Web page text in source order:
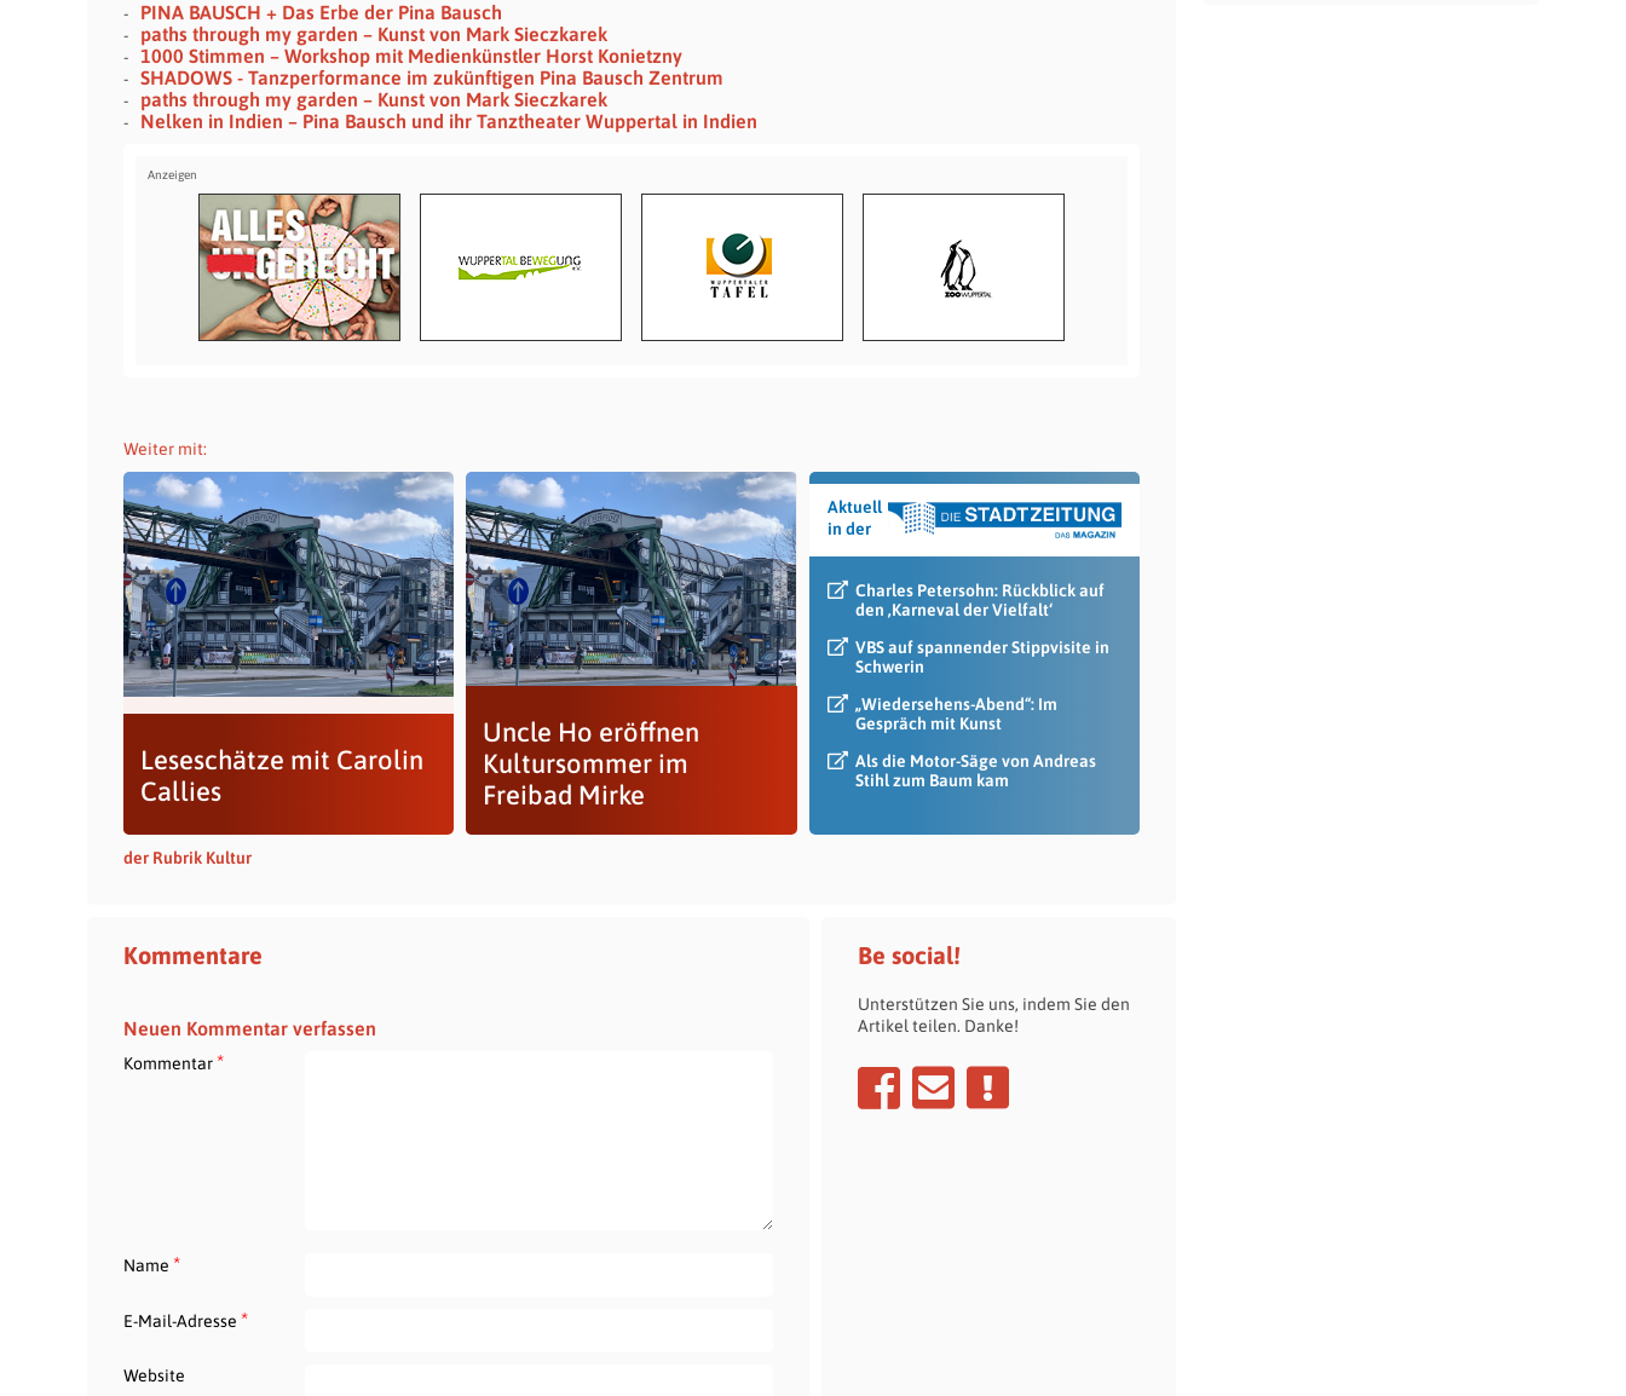
PINA BAUSCH + Das Erbe der Pina Bausch
paths through my garden – Kunst von Mark Sieczkarek
1000 Stimmen – Workshop mit Medienkünstler Horst Konietzny
SHADOWS - Tanzperformance im zukünftigen Pina Bausch Zentrum
paths through my garden – Kunst von Mark Sieczkarek
Nelken in Indien – Pina Bausch und ihr Tanztheater Wuppertal in Indien
Weiter mit:
Leseschätze mit Carolin
Callies
Uncle Ho eröffnen
Kultursommer im
Freibad Mirke
Aktuell
in der
Charles Petersohn: Rückblick auf
den ‚Karneval der Vielfalt‘
VBS auf spannender Stippvisite in
Schwerin
„Wiedersehens-Abend“: Im
Gespräch mit Kunst
Als die Motor-Säge von Andreas
Stihl zum Baum kam
der Rubrik Kultur
Kommentare
Neuen Kommentar verfassen
Kommentar*
Name *
E-Mail-Adresse *
Website
Be social!
Unterstützen Sie uns, indem Sie den
Artikel teilen. Danke!